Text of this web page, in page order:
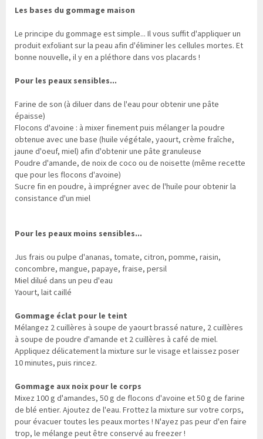
Les bases du gommage maison
Le principe du gommage est simple... Il vous suffit d'appliquer un
produit exfoliant sur la peau afin d'éliminer les cellules mortes. Et
bonne nouvelle, il y en a pléthore dans vos placards !
Pour les peaux sensibles...
Farine de son (à diluer dans de l'eau pour obtenir une pâte
épaisse)
Flocons d'avoine : à mixer finement puis mélanger la poudre
obtenue avec une base (huile végétale, yaourt, crème fraîche,
jaune d'oeuf, miel) afin d'obtenir une pâte granuleuse
Poudre d'amande, de noix de coco ou de noisette (même recette
que pour les flocons d'avoine)
Sucre fin en poudre, à imprégner avec de l'huile pour obtenir la
consistance d'un miel
Pour les peaux moins sensibles...
Jus frais ou pulpe d'ananas, tomate, citron, pomme, raisin,
concombre, mangue, papaye, fraise, persil
Miel dilué dans un peu d'eau
Yaourt, lait caillé
Gommage éclat pour le teint
Mélangez 2 cuillères à soupe de yaourt brassé nature, 2 cuillères
à soupe de poudre d'amande et 2 cuillères à café de miel.
Appliquez délicatement la mixture sur le visage et laissez poser
10 minutes, puis rincez.
Gommage aux noix pour le corps
Mixez 100 g d'amandes, 50 g de flocons d'avoine et 50 g de farine
de blé entier. Ajoutez de l'eau. Frottez la mixture sur votre corps,
pour évacuer toutes les peaux mortes ! N'ayez pas peur d'en faire
trop, le mélange peut être conservé au freezer !